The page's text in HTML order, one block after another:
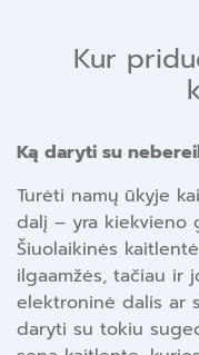
Kur
Ką daryti su
Turėti namų ūkyje
dalį – yra kiekvieno
Šiuolaikinės
ilgaamžės, tačiau ir
elektroninė dalis ar
daryti su tokiu